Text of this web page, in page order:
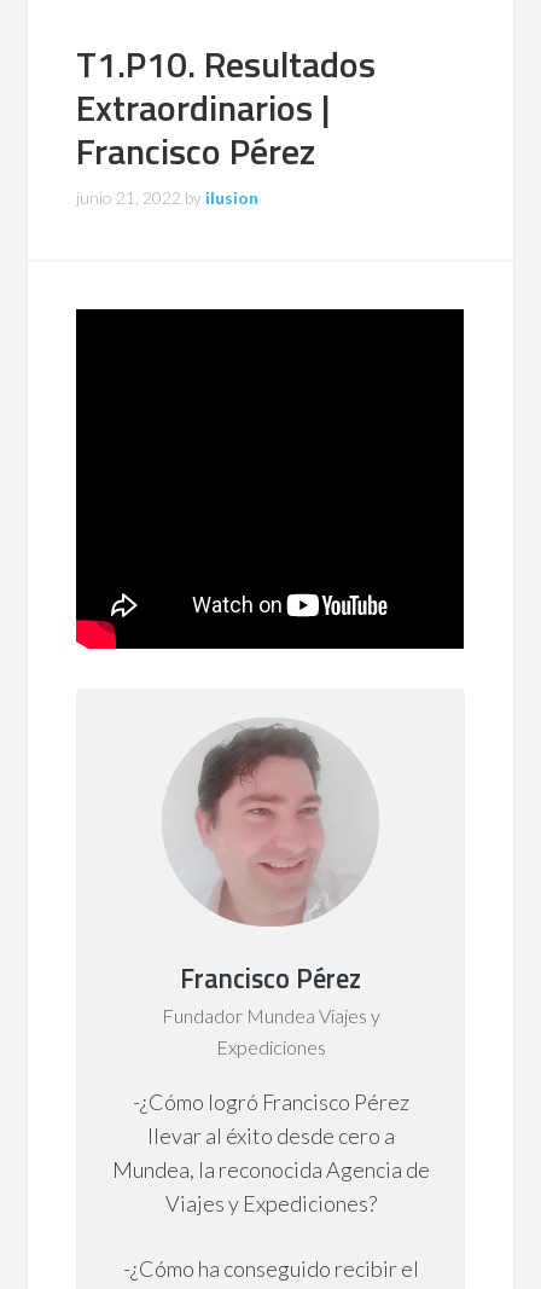
T1.P10. Resultados
Extraordinarios |
Francisco Pérez
junio 21, 2022 by ilusion
Francisco Pérez
Fundador Mundea Viajes y
Expediciones
-¿Cómo logró Francisco Pérez
llevar al éxito desde cero a
Mundea, la reconocida Agencia de
Viajes y Expediciones?
-¿Cómo ha conseguido recibir el